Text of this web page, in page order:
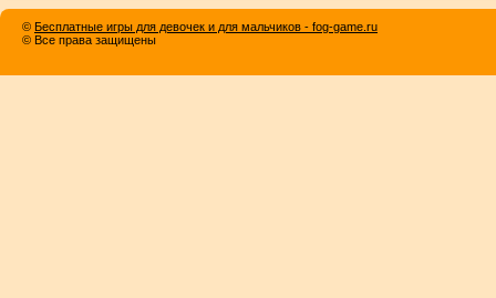
© Бесплатные игры для девочек и для мальчиков - fog-game.ru
© Все права защищены